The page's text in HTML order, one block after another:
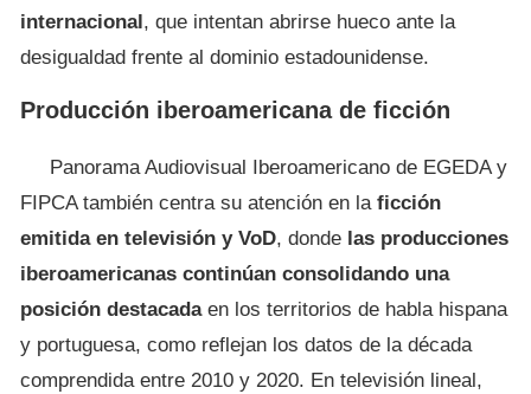
internacional , que intentan abrirse hueco ante la
desigualdad frente al dominio estadounidense.
Producción iberoamericana de ficción
Panorama Audiovisual Iberoamericano de EGEDA y
FIPCA también centra su atención en la ficción
emitida en televisión y VoD, donde las producciones
iberoamericanas continúan consolidando una
posición destacadaen los territorios de habla hispana
y portuguesa, como reflejan los datos de la década
comprendida entre 2010 y 2020. En televisión lineal,